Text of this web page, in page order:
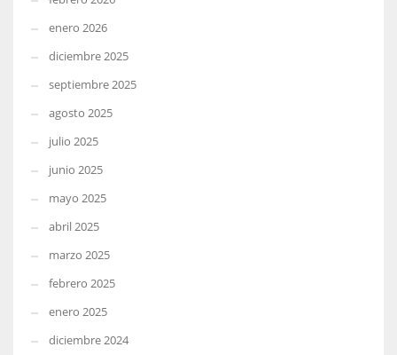
enero 2026
diciembre 2025
septiembre 2025
agosto 2025
julio 2025
junio 2025
mayo 2025
abril 2025
marzo 2025
febrero 2025
enero 2025
diciembre 2024